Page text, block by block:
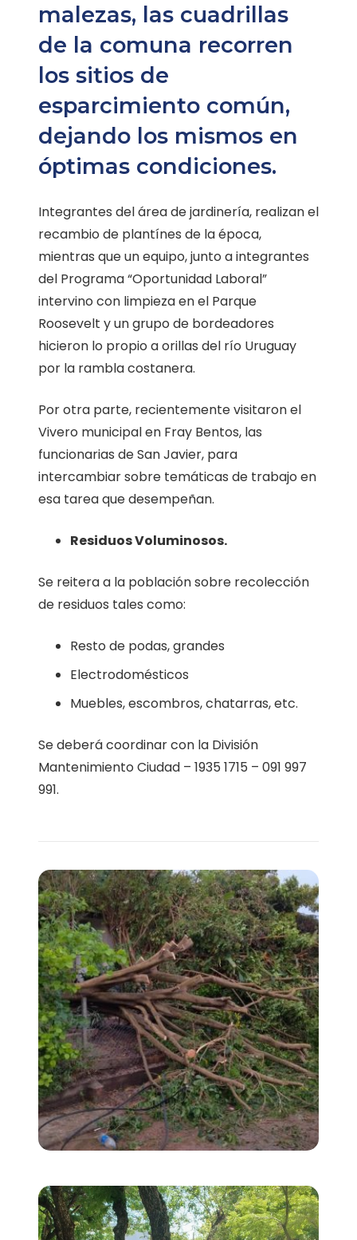
malezas, las cuadrillas
de la comuna recorren
los sitios de
esparcimiento común,
dejando los mismos en
óptimas condiciones.
Integrantes del área de jardinería, realizan el
recambio de plantínes de la época,
mientras que un equipo, junto a integrantes
del Programa “Oportunidad Laboral”
intervino con limpieza en el Parque
Roosevelt y un grupo de bordeadores
hicieron lo propio a orillas del río Uruguay
por la rambla costanera.
Por otra parte, recientemente visitaron el
Vivero municipal en Fray Bentos, las
funcionarias de San Javier, para
intercambiar sobre temáticas de trabajo en
esa tarea que desempeñan.
Residuos Voluminosos.
Se reitera a la población sobre recolección
de residuos tales como:
Resto de podas, grandes
Electrodomésticos
Muebles, escombros, chatarras, etc.
Se deberá coordinar con la División
Mantenimiento Ciudad – 1935 1715 – 091 997
991.